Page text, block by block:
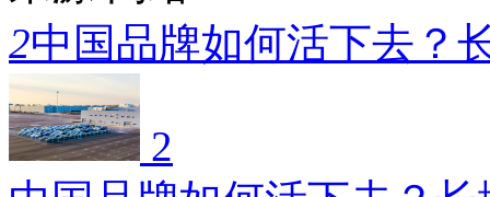
2中国品牌如何活下去？
2